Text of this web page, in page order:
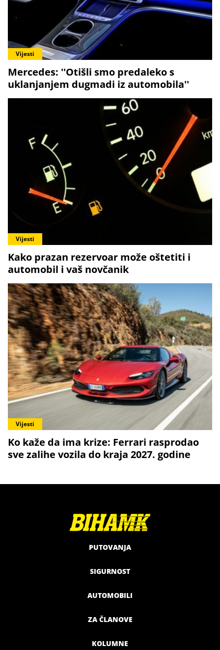
Vijesti
Mercedes: ''Otišli smo predaleko s
uklanjanjem dugmadi iz automobila''
Vijesti
Kako prazan rezervoar može oštetiti i
automobil i vaš novčanik
Vijesti
Ko kaže da ima krize: Ferrari rasprodao
sve zalihe vozila do kraja 2027. godine
PUTOVANJA
SIGURNOST
AUTOMOBILI
ZA ČLANOVE
KOLUMNE